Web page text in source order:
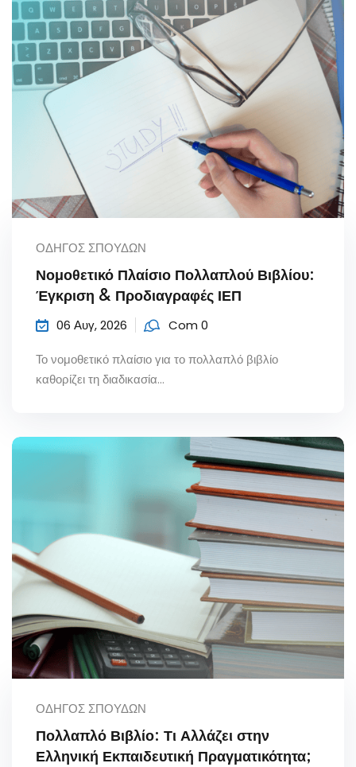
ΟΔΗΓΌΣ ΣΠΟΥΔΏΝ
Νομοθετικό Πλαίσιο Πολλαπλού Βιβλίου:
Έγκριση & Προδιαγραφές ΙΕΠ
06 Αυγ, 2026 Com 0
Το νομοθετικό πλαίσιο για το πολλαπλό βιβλίο
καθορίζει τη διαδικασία...
ΟΔΗΓΌΣ ΣΠΟΥΔΏΝ
Πολλαπλό Βιβλίο: Τι Αλλάζει στην
Ελληνική Εκπαιδευτική Πραγματικότητα;